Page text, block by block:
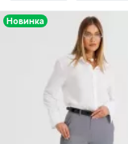
Новинка